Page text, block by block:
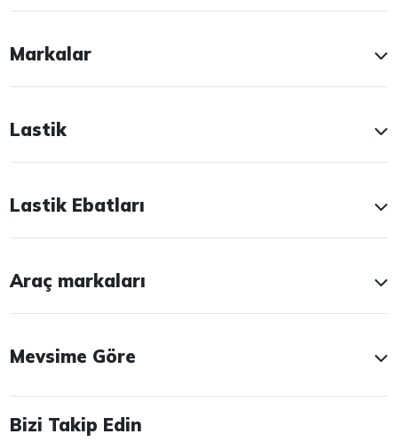
Markalar
Lastik
Lastik Ebatları
Araç markaları
Mevsime Göre
Bizi Takip Edin